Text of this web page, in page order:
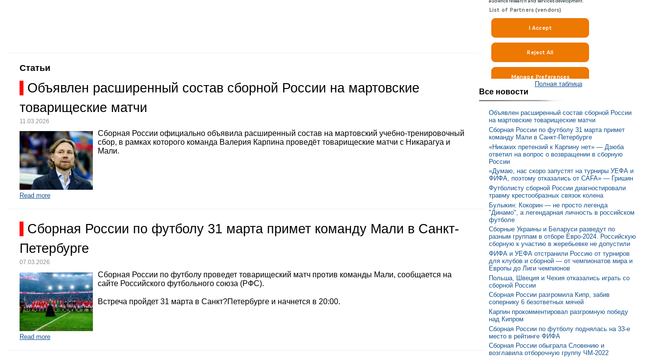
Статьи
Объявлен расширенный состав сборной России на мартовские
товарищеские матчи
11.03.2026
Сборная России официально объявила расширенный состав на мартовский учебно-тренировочный
сбор, в рамках которого команда Валерия Карпина проведёт товарищеские матчи с Никарагуа и
Мали.
Read more
Сборная России по футболу 31 марта примет команду Мали в Санкт-
Петербурге
07.03.2026
Сборная России по футболу проведет товарищеский матч против команды Мали, сообщается на
сайте Российского футбольного союза (РФС).
Встреча пройдет 31 марта в Санкт?Петербурге и начнется в 20:00.
Read more
Полная таблица
Все новости
Объявлен расширенный состав сборной России
на мартовские товарищеские матчи
Сборная России по футболу 31 марта примет
команду Мали в Санкт-Петербурге
«Никаких претензий к Карпину нет» — Дзюба
ответил на вопрос о возвращении в сборную
России
«Думаю, нас скоро запустят на турниры УЕФА и
ФИФА, поэтому отказались от CAFA» — Гришин
Футболисту сборной России диагностировали
травму крестообразных связок колена
Булыкин: Кокорин — не просто легенда
"Динамо", а легендарная личность в российском
футболе
Сборные Украины и Беларуси разведут по
разным группам в отборе Евро-2024. Российскую
сборную к участию в жеребьевке не допустили
ФИФА и УЕФА отстранили Россию от турниров
для клубов и сборной — от чемпионатов мира и
Европы до Лиги чемпионов
Польша, Швеция и Чехия отказались играть со
сборной России
Сборная России разгромила Кипр, забив
сопернику 6 безответных мячей
Карпин прокомментировал разгромную победу
над Кипром
Сборная России по футболу поднялась на 33-е
место в рейтинге ФИФА
Сборная России обыграла Словению и
возглавила отборочную группу ЧМ-2022